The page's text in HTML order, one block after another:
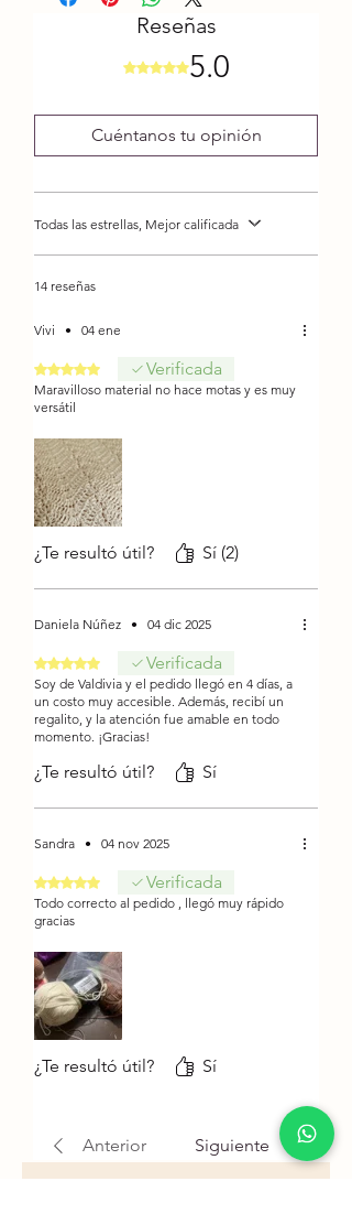
Antialérgico
Premium
Metros: 250 mts. aprox.
Muestra de 10x10: 22 P - 28 C
Palillo: Nº 3
Crochet: Nº 3
Título: 6/4
Talla 42: 500 grs. aprox.
Reseñas
Obtuvo 5 de 5 estrellas.
5.0
Cuéntanos tu opinión
Todas las estrellas, Mejor calificada
14 reseñas
Vivi • 04 ene
Obtuvo 5 de 5 estrellas.
Verificada
Maravilloso material no hace motas y es muy
versátil
¿Te resultó útil? Sí (2)
Daniela Núñez • 04 dic 2025
Obtuvo 5 de 5 estrellas.
Verificada
Soy de Valdivia y el pedido llegó en 4 días, a
un costo muy accesible. Además, recibí un
regalito, y la atención fue amable en todo
momento. ¡Gracias!
¿Te resultó útil? Sí
Sandra • 04 nov 2025
Obtuvo 5 de 5 estrellas.
Verificada
Todo correcto al pedido , llegó muy rápido
gracias
¿Te resultó útil? Sí
Anterior Siguiente